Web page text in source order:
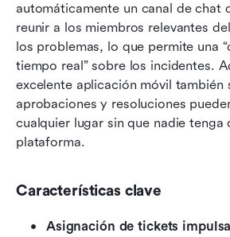
automáticamente un canal de chat
reunir a los miembros relevantes
los problemas, lo que permite una
tiempo real” sobre los incidentes.
excelente aplicación móvil también
aprobaciones y resoluciones
cualquier lugar sin que nadie tenga
plataforma.
Características clave
Asignación de tickets